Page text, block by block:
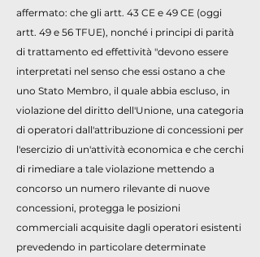
affermato: che gli artt. 43 CE e 49 CE (oggi
artt. 49 e 56 TFUE), nonché i principi di parità
di trattamento ed effettività "devono essere
interpretati nel senso che essi ostano a che
uno Stato Membro, il quale abbia escluso, in
violazione del diritto dell'Unione, una categoria
di operatori dall'attribuzione di concessioni per
l'esercizio di un'attività economica e che cerchi
di rimediare a tale violazione mettendo a
concorso un numero rilevante di nuove
concessioni, protegga le posizioni
commerciali acquisite dagli operatori esistenti
prevedendo in particolare determinate